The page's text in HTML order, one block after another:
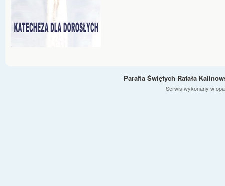
Parafia Świętych Rafała
Serwis wykonany w